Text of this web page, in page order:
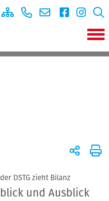
DSTG zieht Bilanz
und Ausblick